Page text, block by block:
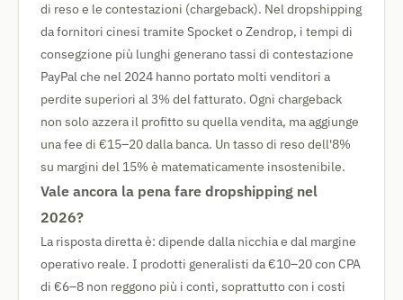
di reso e le contestazioni (chargeback). Nel dropshipping
da fornitori cinesi tramite Spocket o Zendrop, i tempi di
consegzione più lunghi generano tassi di contestazione
PayPal che nel 2024 hanno portato molti venditori a
perdite superiori al 3% del fatturato. Ogni chargeback
non solo azzera il profitto su quella vendita, ma aggiunge
una fee di €15–20 dalla banca. Un tasso di reso dell'8%
su margini del 15% è matematicamente insostenibile.
Vale ancora la pena fare dropshipping nel
2026?
La risposta diretta è: dipende dalla nicchia e dal margine
operativo reale. I prodotti generalisti da €10–20 con CPA
di €6–8 non reggono più i conti, soprattutto con i costi